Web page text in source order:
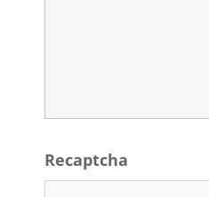
Recaptcha